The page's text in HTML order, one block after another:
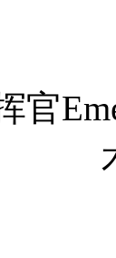
官